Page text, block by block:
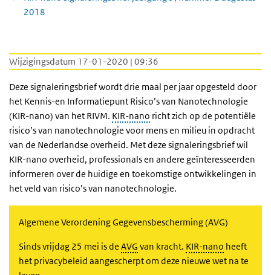
2018
Wijzigingsdatum 17-01-2020 | 09:36
Deze signaleringsbrief wordt drie maal per jaar opgesteld door
het Kennis-en Informatiepunt Risico’s van Nanotechnologie
(KIR-nano) van het RIVM. KIR-nano richt zich op de potentiële
risico’s van nanotechnologie voor mens en milieu in opdracht
van de Nederlandse overheid. Met deze signaleringsbrief wil
KIR-nano overheid, professionals en andere geïnteresseerden
informeren over de huidige en toekomstige ontwikkelingen in
het veld van risico’s van nanotechnologie.
Algemene Verordening Gegevensbescherming (AVG)
Sinds vrijdag 25 mei is de AVG van kracht. KIR-nano heeft
het privacybeleid aangescherpt om deze nieuwe wet na te